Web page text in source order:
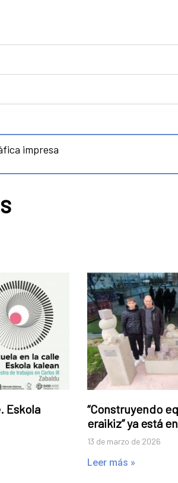
impresa
Eskola
“Construyendo
eraikiz” ya está
13 de marzo de 2026
Leer más »